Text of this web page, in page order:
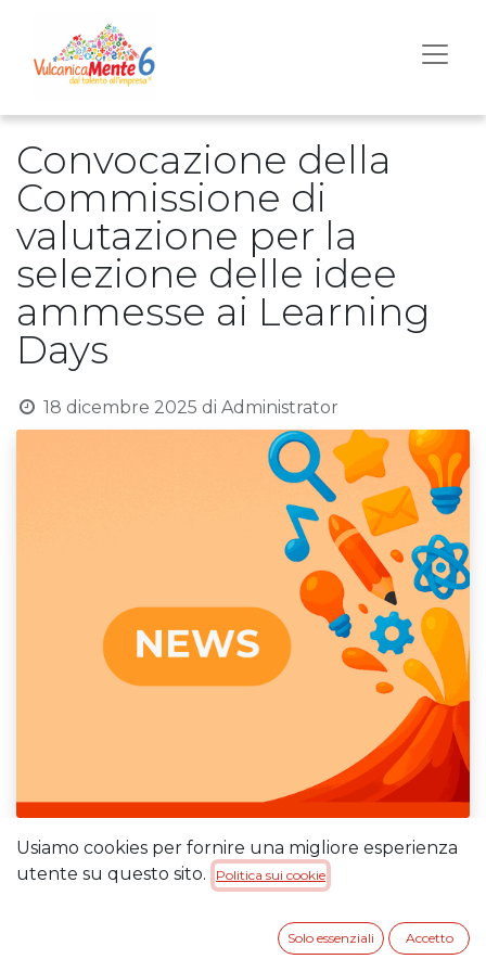
Convocazione della
Commissione di
valutazione per la
selezione delle idee
ammesse ai Learning
Days
18 dicembre 2025 di Administrator
Il giorno18 dicembre 2025, alleore 09:30, si
Commissione di valutazione
art. 7.1 dell’Avviso Pubblico, per
procedere alla valutazione delle candidature
Usiamo cookies per fornire una migliore esperienza
utente su questo sito.
Politica sui cookie
Solo essenziali Accetto